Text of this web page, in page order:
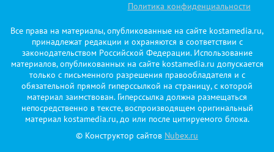
Политика конфиденциальности
Все права на материалы, опубликованные на сайте kostamedia.ru,
принадлежат редакции и охраняются в соответствии с
законодательством Российской Федерации. Использование
материалов, опубликованных на сайте kostamedia.ru допускается
только с письменного разрешения правообладателя и с
обязательной прямой гиперссылкой на страницу, с которой
материал заимствован. Гиперссылка должна размещаться
непосредственно в тексте, воспроизводящем оригинальный
материал kostamedia.ru, до или после цитируемого блока.
© Конструктор сайтов Nubex.ru